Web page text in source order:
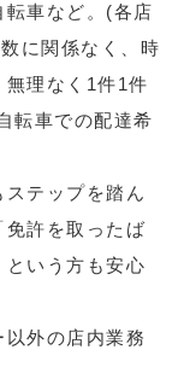
車など。(各店
に関係なく、時
理なく1件1件
転車での配達希
テップを踏ん
免許を取ったば
いう方も安心
外の店内業務